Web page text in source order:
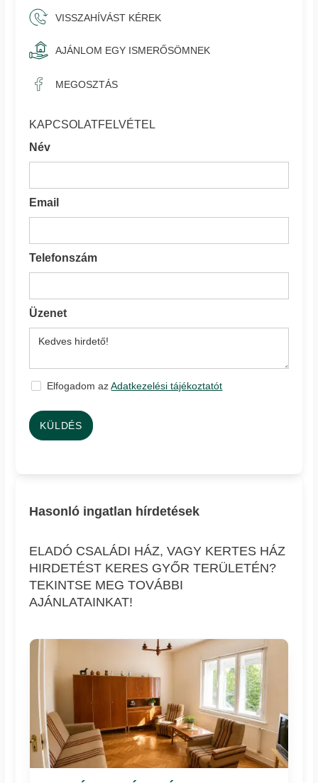
VISSZAHÍVÁST KÉREK
AJÁNLOM EGY ISMERŐSÖMNEK
MEGOSZTÁS
KAPCSOLATFELVÉTEL
Név
Email
Telefonszám
Üzenet
Elfogadom azAdatkezelési tájékoztatót
KÜLDÉS
Hasonló ingatlan hírdetések
ELADÓ CSALÁDI HÁZ, VAGY KERTES HÁZ
HIRDETÉST KERES GYŐR TERÜLETÉN?
TEKINTSE MEG TOVÁBBI
AJÁNLATAINKAT!